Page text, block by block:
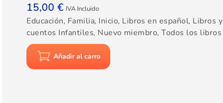
15,00€ IVA Incluido
Educación, Familia, Inicio, Libros en español, Libros y
cuentos Infantiles, Nuevo miembro,Todos los libros
Añadir al carro